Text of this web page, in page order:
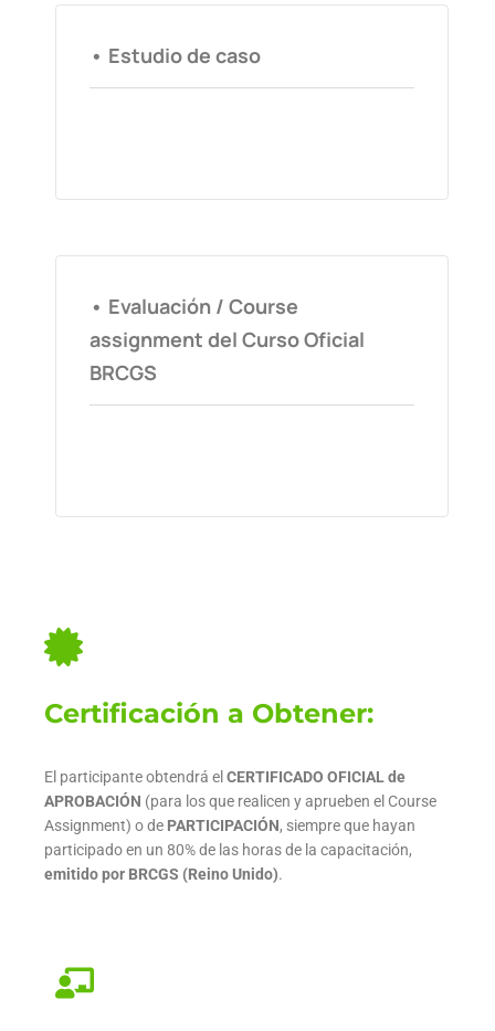
• Estudio de caso
• Evaluación / Course
assignment del Curso Oficial
BRCGS
Certificación a Obtener:
El participante obtendrá elCERTIFICADO OFICIAL de
APROBACIÓN (para los que realicen y aprueben el Course
Assignment) o de PARTICIPACIÓN, siempre que hayan
participado en un 80% de las horas de la capacitación,
emitido por BRCGS (Reino Unido).